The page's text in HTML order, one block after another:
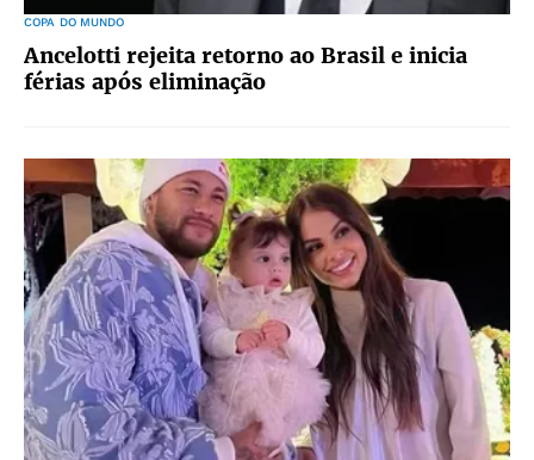
COPA DO MUNDO
Ancelotti rejeita retorno ao Brasil e inicia
férias após eliminação